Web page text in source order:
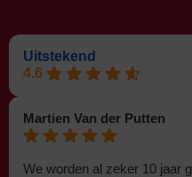
Uitstekend
4.6
Martien Van der Putten
We worden al zeker 10 jaar